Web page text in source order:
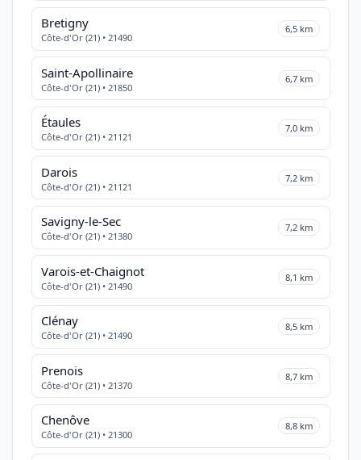
Bretigny
Côte-d'Or (21) • 21490
6,5 km
Saint-Apollinaire
Côte-d'Or (21) • 21850
6,7 km
Étaules
Côte-d'Or (21) • 21121
7,0 km
Darois
Côte-d'Or (21) • 21121
7,2 km
Savigny-le-Sec
Côte-d'Or (21) • 21380
7,2 km
Varois-et-Chaignot
Côte-d'Or (21) • 21490
8,1 km
Clénay
Côte-d'Or (21) • 21490
8,5 km
Prenois
Côte-d'Or (21) • 21370
8,7 km
Chenôve
Côte-d'Or (21) • 21300
8,8 km